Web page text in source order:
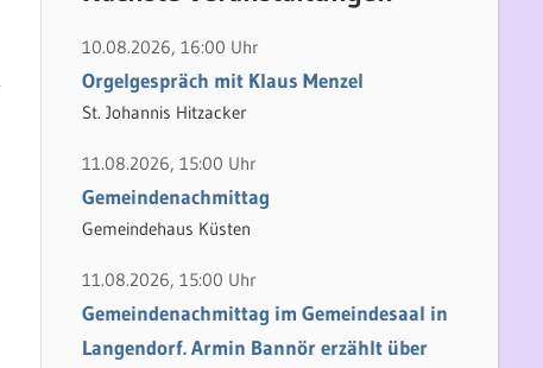
e
n
n
a
10.08.2026, 16:00 Uhr
Orgelgespräch mit Klaus Menzel
St. Johannis Hitzacker
11.08.2026, 15:00 Uhr
Gemeindenachmittag
Gemeindehaus Küsten
11.08.2026, 15:00 Uhr
Gemeindenachmittag im Gemeindesaal in
Langendorf. Armin Bannör erzählt über